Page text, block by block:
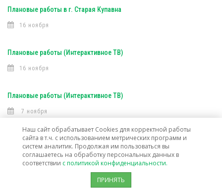
Плановые работы в г. Старая Купавна
16 ноября
Плановые работы (Интерактивное ТВ)
16 ноября
Плановые работы (Интерактивное ТВ)
7 ноября
Открыта техническая возможность подключения услуг связи в г. о.
Лосино-Петровский
Наш сайт обрабатывает Cookies для корректной работы
сайта в т.ч. с использованием метрических программ и
систем аналитик. Продолжая им пользоваться вы
соглашаетесь на обработку персональных данных в
соответствии с политикой конфиденциальности.
ПРИНЯТЬ